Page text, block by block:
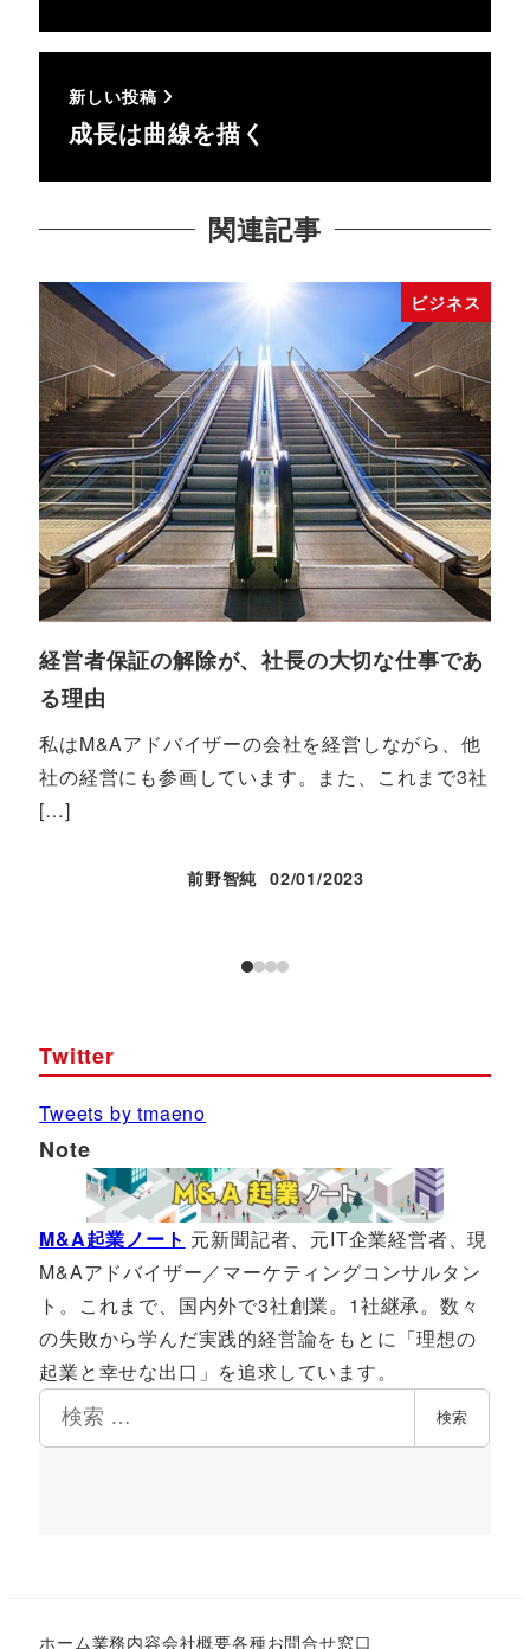
新しい投稿
成長は曲線を描く
関連記事
ビジネス
経営者保証の解除が、社長の大切な仕事であ
る理由
私はM&Aアドバイザーの会社を経営しながら、他
社の経営にも参画しています。また、これまで3社
[…]
前野智純
投稿日
02/01/2023
Twitter
Tweets by tmaeno
Note
M&A起業ノート 元新聞記者、元IT企業経営者、現
M&Aアドバイザー／マーケティングコンサルタン
ト。これまで、国内外で3社創業。1社継承。数々
の失敗から学んだ実践的経営論をもとに「理想の
起業と幸せな出口」を追求しています。
索
検索
ホーム業務内容会社概要各種お問合せ窓口